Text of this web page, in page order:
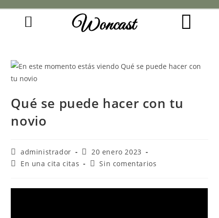
Woncast
Qué se puede hacer con tu
novio
administrador
20 enero 2023
En una cita citas
Sin comentarios